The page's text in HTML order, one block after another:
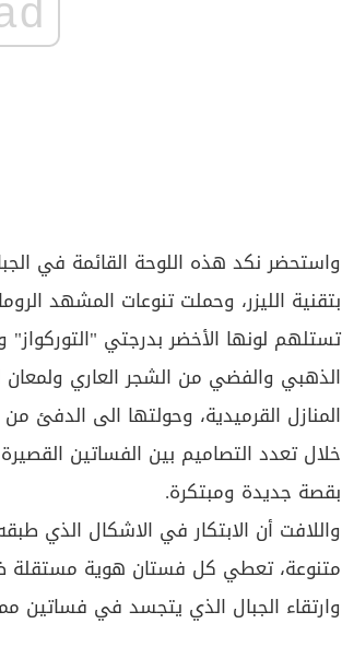
واستحضر نكد هذه اللوحة القائمة في
بتقنية الليزر، وحملت تنوعات المشهد
تستلهم لونها الأخضر بدرجتي
الذهبي والفضي من الشجر العاري
المنازل القرميدية، وحولتها الى الدفئ
خلال تعدد التصاميم بين الفساتين
بقصة جديدة ومبتكرة.
واللافت أن الابتكار في الاشكال الذي
متنوعة، تعطي كل فستان هوية مستقلة
وارتقاء الجبال الذي يتجسد في فساتين